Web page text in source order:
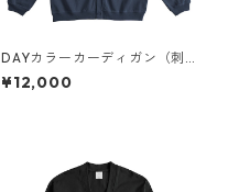
DAYカラーカーディガン（刺
繍）
¥12,000